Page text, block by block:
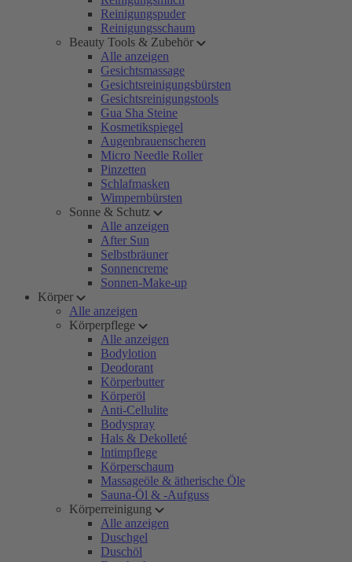
Reinigungspuder
Reinigungsschaum
Beauty Tools & Zubehör
Alle anzeigen
Gesichtsmassage
Gesichtsreinigungsbürsten
Gesichtsreinigungstools
Gua Sha Steine
Kosmetikspiegel
Augenbrauenscheren
Micro Needle Roller
Pinzetten
Schlafmasken
Wimpernbürsten
Sonne & Schutz
Alle anzeigen
After Sun
Selbstbräuner
Sonnencreme
Sonnen-Make-up
Körper
Alle anzeigen
Körperpflege
Alle anzeigen
Bodylotion
Deodorant
Körperbutter
Körperöl
Anti-Cellulite
Bodyspray
Hals & Dekolleté
Intimpflege
Körperschaum
Massageöle & ätherische Öle
Sauna-Öl & -Aufguss
Körperreinigung
Alle anzeigen
Duschgel
Duschöl